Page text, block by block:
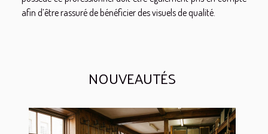
afin d’être rassuré de bénéficier des visuels de qualité.
NOUVEAUTÉS